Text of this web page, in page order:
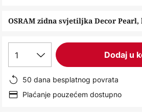
of
images
gallery
OSRAM zidna svjetiljka Decor Pearl,
1 Dodaj u
50 dana besplatnog povrata
Plaćanje pouzećem dostupno